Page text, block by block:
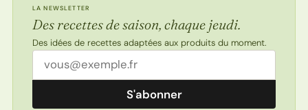
LA NEWSLETTER
Des recettes de saison, chaque jeudi.
Des idées de recettes adaptées aux produits du moment.
Adresse email
S'abonner